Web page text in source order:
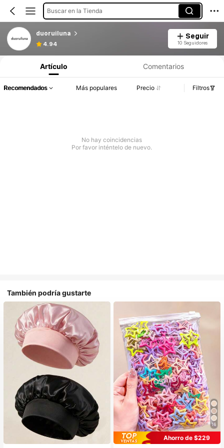
Buscar en la Tienda
duoruiluna
4.94
Seguir
10 Seguidores
Artículo Comentarios
Recomendados Más populares Precio Filtros
No hay coincidencias
Por favor inténtelo de nuevo.
También podría gustarte
16
Ahorro de $229